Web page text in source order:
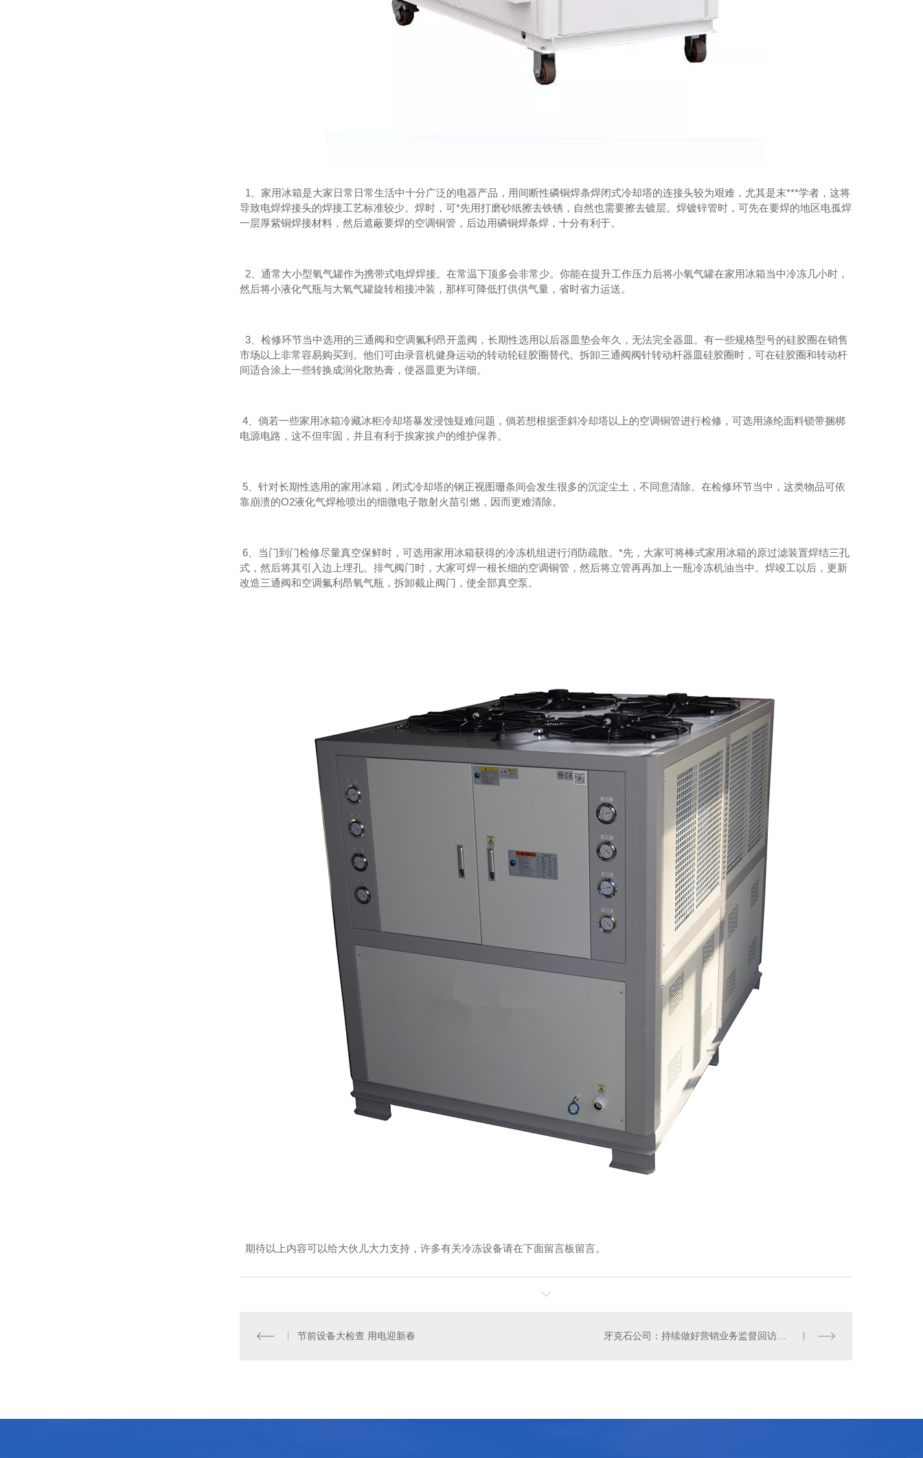
1、家用冰箱是大家日常日常生活中十分广泛的电器产品，用间断性磷铜焊条焊闭式冷却塔的连接头较为艰难，尤其是末***学者，这将
导致电焊焊接头的焊接工艺标准较少。焊时，可*先用打磨砂纸擦去铁锈，自然也需要擦去镀层。焊镀锌管时，可先在要焊的地区电孤焊
一层厚紫铜焊接材料，然后遮蔽要焊的空调铜管，后边用磷铜焊条焊，十分有利于。
2、通常大小型氧气罐作为携带式电焊焊接。在常温下顶多会非常少。你能在提升工作压力后将小氧气罐在家用冰箱当中冷冻几小时，
然后将小液化气瓶与大氧气罐旋转相接冲装，那样可降低打供供气量，省时省力运送。
3、检修环节当中选用的三通阀和空调氟利昂开盖阀，长期性选用以后器皿垫会年久，无法完全器皿。有一些规格型号的硅胶圈在销售
市场以上非常容易购买到。他们可由录音机健身运动的转动轮硅胶圈替代。拆卸三通阀阀针转动杆器皿硅胶圈时，可在硅胶圈和转动杆
间适合涂上一些转换成润化散热膏，使器皿更为详细。
4、倘若一些家用冰箱冷藏冰柜冷却塔暴发浸蚀疑难问题，倘若想根据歪斜冷却塔以上的空调铜管进行检修，可选用涤纶面料锁带捆梆
电源电路，这不但牢固，并且有利于挨家挨户的维护保养。
5、针对长期性选用的家用冰箱，闭式冷却塔的钢正视图珊条间会发生很多的沉淀尘土，不同意清除。在检修环节当中，这类物品可依
靠崩溃的O2液化气焊枪喷出的细微电子散射火苗引燃，因而更难清除。
6、当门到门检修尽量真空保鲜时，可选用家用冰箱获得的冷冻机组进行消防疏散。*先，大家可将棒式家用冰箱的原过滤装置焊结三孔
式，然后将其引入边上埋孔。排气阀门时，大家可焊一根长细的空调铜管，然后将立管再再加上一瓶冷冻机油当中。焊竣工以后，更新
改造三通阀和空调氟利昂氧气瓶，拆卸截止阀门，使全部真空泵。
期待以上内容可以给大伙儿大力支持，许多有关冷冻设备请在下面留言板留言。
节前设备大检查 用电迎新春 牙克石公司：持续做好营销业务监督回访工作